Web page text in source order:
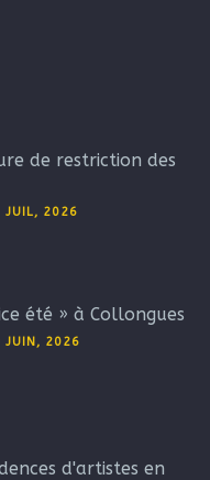
de restriction des
JUIL, 2026
été » à Collongues
JUIN, 2026
d'artistes en